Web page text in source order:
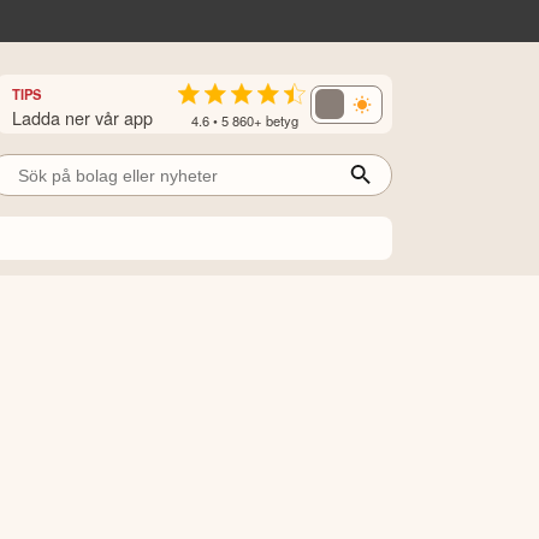
TIPS
Ladda ner vår app 4.6 • 5 860+ betyg